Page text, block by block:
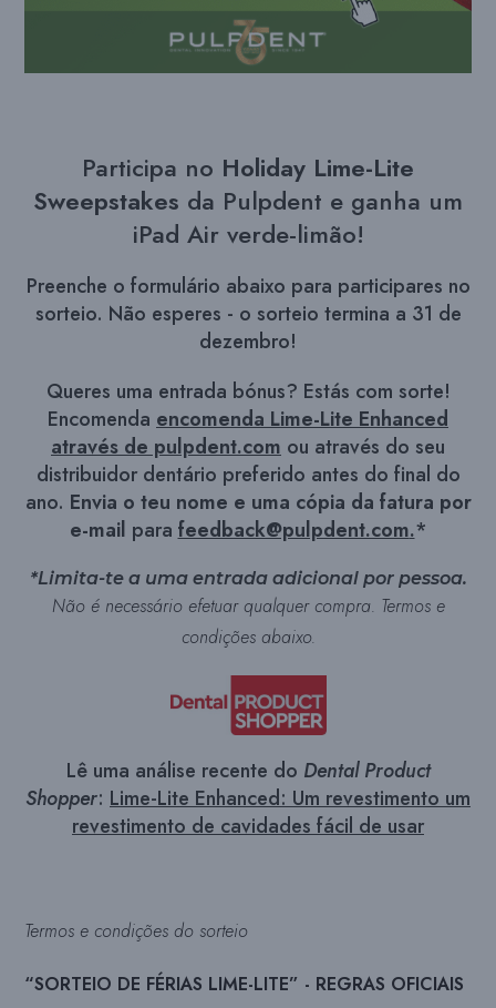
Participa no Holiday Lime-Lite
Sweepstakes da Pulpdent e ganha um
iPad Air verde-limão!
Preenche o formulário abaixo para participares no
sorteio. Não esperes - o sorteio termina a 31 de
dezembro!
Queres uma entrada bónus? Estás com sorte!
Encomenda encomenda Lime-Lite Enhanced
através de pulpdent.com ou através do seu
distribuidor dentário preferido antes do final do
ano. Envia o teu nome e uma cópia da fatura por
e-mail para feedback@pulpdent.com.*
*Limita-te a uma entrada adicional por pessoa.
Não é necessário efetuar qualquer compra. Termos e
condições abaixo.
Lê uma análise recente do Dental Product
Shopper: Lime-Lite Enhanced: Um revestimento um
revestimento de cavidades fácil de usar
Termos e condições do sorteio
“SORTEIO DE FÉRIAS LIME-LITE” - REGRAS OFICIAIS